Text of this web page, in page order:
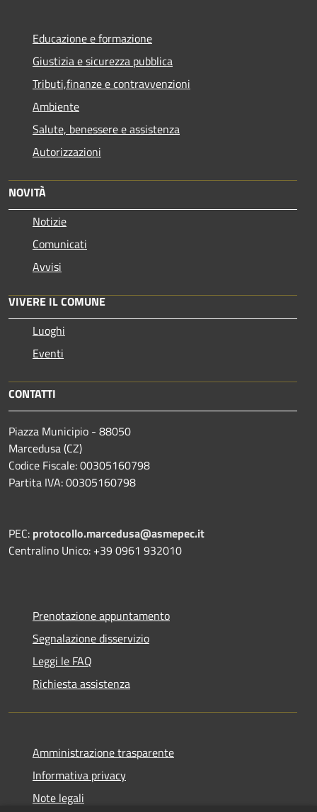
Educazione e formazione
Giustizia e sicurezza pubblica
Tributi,finanze e contravvenzioni
Ambiente
Salute, benessere e assistenza
Autorizzazioni
NOVITÀ
Notizie
Comunicati
Avvisi
VIVERE IL COMUNE
Luoghi
Eventi
CONTATTI
Piazza Municipio - 88050
Marcedusa (CZ)
Codice Fiscale: 00305160798
Partita IVA: 00305160798
PEC: protocollo.marcedusa@asmepec.it
Centralino Unico: +39 0961 932010
Prenotazione appuntamento
Segnalazione disservizio
Leggi le FAQ
Richiesta assistenza
Amministrazione trasparente
Informativa privacy
Note legali